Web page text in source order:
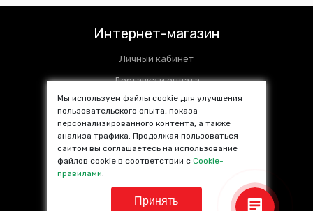
Интернет-магазин
Личный кабинет
Доставка и оплата
Установочные центры
Контакты
SALE %
Популярные товары
Мы используем файлы cookie для улучшения
пользовательского опыта, показа
персонализированного контента, а также
анализа трафика. Продолжая пользоваться
сайтом вы соглашаетесь на использование
файлов cookie в соответствии сCookie-
правилами.
Принять